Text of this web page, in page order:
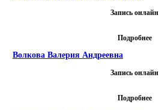
Запись онлайн
Подробнее
Волкова Валерия Андреевна
Запись онлайн
Подробнее